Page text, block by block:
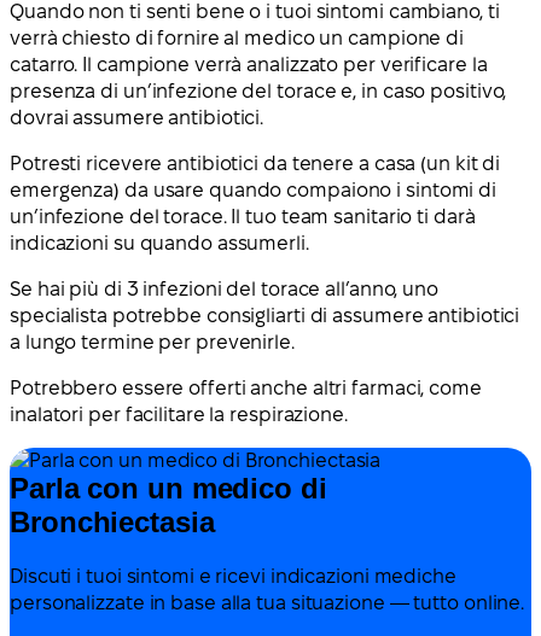
Quando non ti senti bene o i tuoi sintomi cambiano, ti
verrà chiesto di fornire al medico un campione di
catarro. Il campione verrà analizzato per verificare la
presenza di un’infezione del torace e, in caso positivo,
dovrai assumere antibiotici.
Potresti ricevere antibiotici da tenere a casa (un kit di
emergenza) da usare quando compaiono i sintomi di
un’infezione del torace. Il tuo team sanitario ti darà
indicazioni su quando assumerli.
Se hai più di 3 infezioni del torace all’anno, uno
specialista potrebbe consigliarti di assumere antibiotici
a lungo termine per prevenirle.
Potrebbero essere offerti anche altri farmaci, come
inalatori per facilitare la respirazione.
Parla con un medico di
Bronchiectasia
Discuti i tuoi sintomi e ricevi indicazioni mediche
personalizzate in base alla tua situazione — tutto online.